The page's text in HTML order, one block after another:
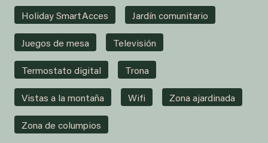
Holiday SmartAcces Jardín comunitario
Juegos de mesa Televisión
Termostato digital Trona
Vistas a la montaña Wifi Zona ajardinada
Zona de columpios